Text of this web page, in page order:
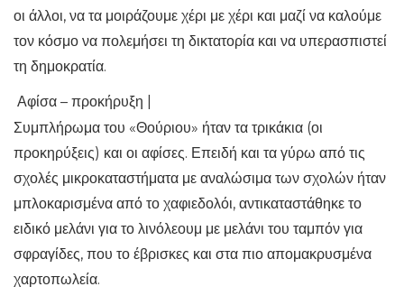
οι άλλοι, να τα μοιράζουμε χέρι με χέρι και μαζί να καλούμε
τον κόσμο να πολεμήσει τη δικτατορία και να υπερασπιστεί
τη δημοκρατία.
Αφίσα – προκήρυξη |
Συμπλήρωμα του «Θούριου» ήταν τα τρικάκια (οι
προκηρύξεις) και οι αφίσες. Επειδή και τα γύρω από τις
σχολές μικροκαταστήματα με αναλώσιμα των σχολών ήταν
μπλοκαρισμένα από το χαφιεδολόι, αντικαταστάθηκε το
ειδικό μελάνι για το λινόλεουμ με μελάνι του ταμπόν για
σφραγίδες, που το έβρισκες και στα πιο απομακρυσμένα
χαρτοπωλεία.